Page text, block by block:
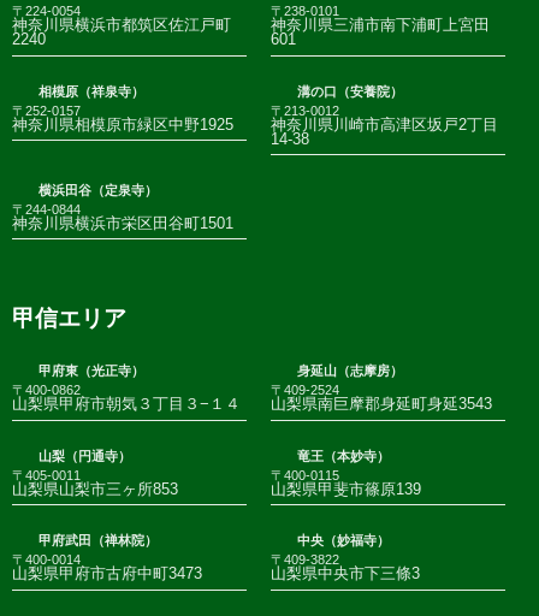
〒224-0054
神奈川県横浜市都筑区佐江戸町
2240
〒238-0101
神奈川県三浦市南下浦町上宮田
601
相模原（祥泉寺）
〒252-0157
神奈川県相模原市緑区中野1925
溝の口（安養院）
〒213-0012
神奈川県川崎市高津区坂戸2丁目
14-38
横浜田谷（定泉寺）
〒244-0844
神奈川県横浜市栄区田谷町1501
甲信エリア
甲府東（光正寺）
〒400-0862
山梨県甲府市朝気３丁目３−１４
身延山（志摩房）
〒409-2524
山梨県南巨摩郡身延町身延3543
山梨（円通寺）
〒405-0011
山梨県山梨市三ヶ所853
竜王（本妙寺）
〒400-0115
山梨県甲斐市篠原139
甲府武田（禅林院）
〒400-0014
山梨県甲府市古府中町3473
中央（妙福寺）
〒409-3822
山梨県中央市下三條3